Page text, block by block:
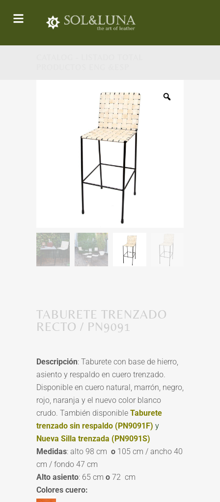
TABURETE TRENZADO
RECTO / PN9091
Descripción: Taburete con base de hierro,
asiento y respaldo en cuero trenzado.
Disponible en cuero natural, marrón, negro,
rojo, naranja y el nuevo color blanco
crudo. También disponible Taburete
trenzado sin respaldo (PN9091F) y
Nueva Silla trenzada (PN9091S)
Medidas: alto 98 cm o 105 cm / ancho 40
cm / fondo 47 cm
Alto asiento: 65 cm o 72 cm
Colores cuero: